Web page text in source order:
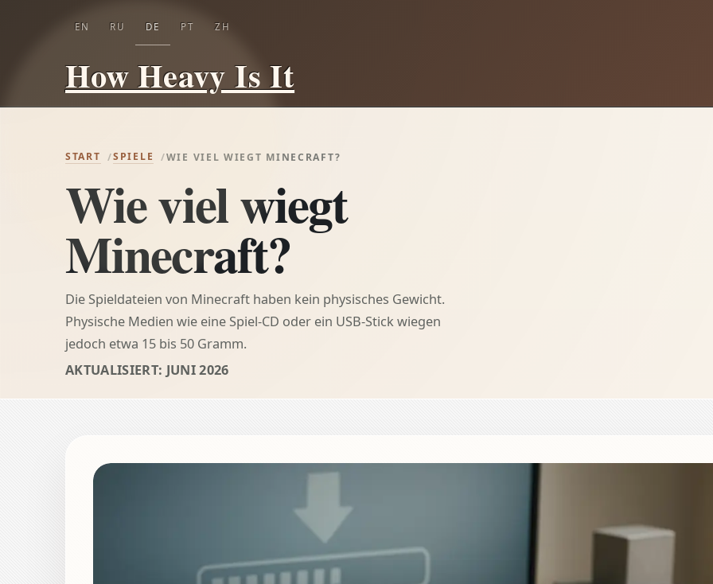
How Heavy Is It
EN RU DE PT ZH
START SPIELE WIE VIEL WIEGT MINECRAFT?
Wie viel wiegt
Minecraft?
Die Spieldateien von Minecraft haben kein physisches Gewicht.
Physische Medien wie eine Spiel-CD oder ein USB-Stick wiegen
jedoch etwa 15 bis 50 Gramm.
AKTUALISIERT: JUNI 2026